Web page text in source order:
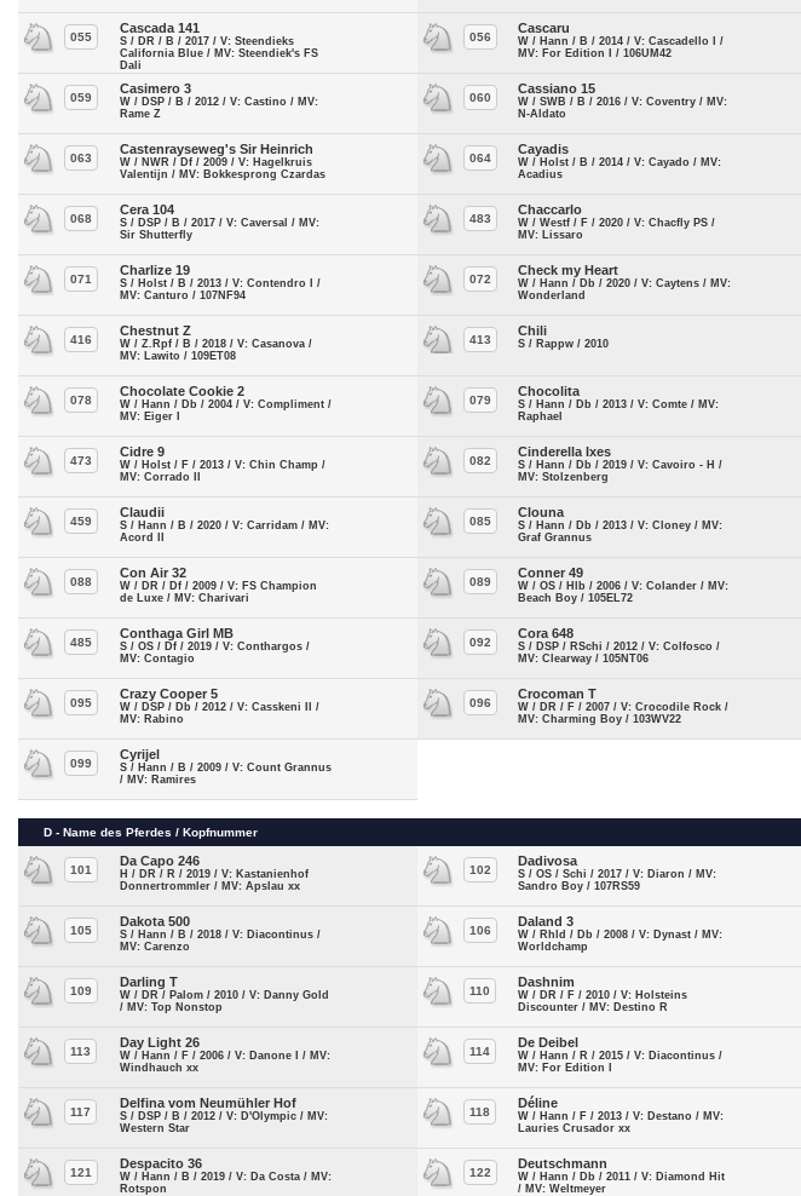
055
Cascada 141
S / DR / B / 2017 / V: Steendieks
California Blue / MV: Steendiek's FS
Dali
056
Cascaru
W / Hann / B / 2014 / V: Cascadello I /
MV: For Edition I / 106UM42
059
Casimero 3
W / DSP / B / 2012 / V: Castino / MV:
Rame Z
060
Cassiano 15
W / SWB / B / 2016 / V: Coventry / MV:
N-Aldato
063
Castenrayseweg's Sir Heinrich
W / NWR / Df / 2009 / V: Hagelkruis
Valentijn / MV: Bokkesprong Czardas
064
Cayadis
W / Holst / B / 2014 / V: Cayado / MV:
Acadius
068
Cera 104
S / DSP / B / 2017 / V: Caversal / MV:
Sir Shutterfly
483
Chaccarlo
W / Westf / F / 2020 / V: Chacfly PS /
MV: Lissaro
071
Charlize 19
S / Holst / B / 2013 / V: Contendro I /
MV: Canturo / 107NF94
072
Check my Heart
W / Hann / Db / 2020 / V: Caytens / MV:
Wonderland
416
Chestnut Z
W / Z.Rpf / B / 2018 / V: Casanova /
MV: Lawito / 109ET08
413
Chili
S / Rappw / 2010
078
Chocolate Cookie 2
W / Hann / Db / 2004 / V: Compliment /
MV: Eiger I
079
Chocolita
S / Hann / Db / 2013 / V: Comte / MV:
Raphael
473
Cidre 9
W / Holst / F / 2013 / V: Chin Champ /
MV: Corrado II
082
Cinderella Ixes
S / Hann / Db / 2019 / V: Cavoiro - H /
MV: Stolzenberg
459
Claudii
S / Hann / B / 2020 / V: Carridam / MV:
Acord II
085
Clouna
S / Hann / Db / 2013 / V: Cloney / MV:
Graf Grannus
088
Con Air 32
W / DR / Df / 2009 / V: FS Champion
de Luxe / MV: Charivari
089
Conner 49
W / OS / Hlb / 2006 / V: Colander / MV:
Beach Boy / 105EL72
485
Conthaga Girl MB
S / OS / Df / 2019 / V: Conthargos /
MV: Contagio
092
Cora 648
S / DSP / RSchi / 2012 / V: Colfosco /
MV: Clearway / 105NT06
095
Crazy Cooper 5
W / DSP / Db / 2012 / V: Casskeni II /
MV: Rabino
096
Crocoman T
W / DR / F / 2007 / V: Crocodile Rock /
MV: Charming Boy / 103WV22
099
Cyrijel
S / Hann / B / 2009 / V: Count Grannus
/ MV: Ramires
D - Name des Pferdes / Kopfnummer
101
Da Capo 246
H / DR / R / 2019 / V: Kastanienhof
Donnertrommler / MV: Apslau xx
102
Dadivosa
S / OS / Schi / 2017 / V: Diaron / MV:
Sandro Boy / 107RS59
105
Dakota 500
S / Hann / B / 2018 / V: Diacontinus /
MV: Carenzo
106
Daland 3
W / Rhld / Db / 2008 / V: Dynast / MV:
Worldchamp
109
Darling T
W / DR / Palom / 2010 / V: Danny Gold
/ MV: Top Nonstop
110
Dashnim
W / DR / F / 2010 / V: Holsteins
Discounter / MV: Destino R
113
Day Light 26
W / Hann / F / 2006 / V: Danone I / MV:
Windhauch xx
114
De Deibel
W / Hann / R / 2015 / V: Diacontinus /
MV: For Edition I
117
Delfina vom Neumühler Hof
S / DSP / B / 2012 / V: D'Olympic / MV:
Western Star
118
Déline
W / Hann / F / 2013 / V: Destano / MV:
Lauries Crusador xx
121
Despacito 36
W / Hann / B / 2019 / V: Da Costa / MV:
Rotspon
122
Deutschmann
W / Hann / Db / 2011 / V: Diamond Hit
/ MV: Weltmeyer